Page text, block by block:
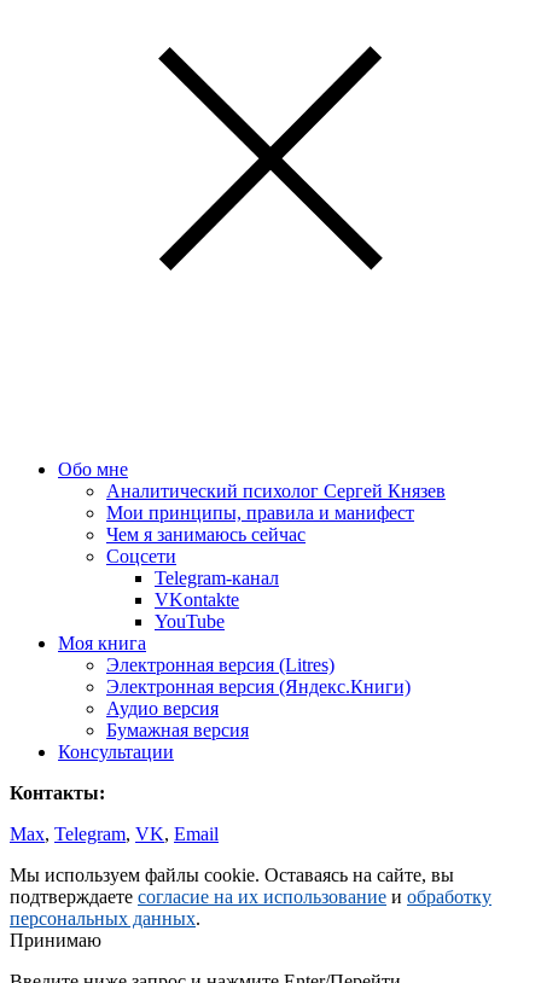
Обо мне
Аналитический психолог Сергей Князев
Мои принципы, правила и манифест
Чем я занимаюсь сейчас
Соцсети
Telegram-канал
VKontakte
YouTube
Моя книга
Электронная версия (Litres)
Электронная версия (Яндекс.Книги)
Аудио версия
Бумажная версия
Консультации
Контакты:
Max, Telegram, VK, Email
Мы используем файлы cookie. Оставаясь на сайте, вы
подтверждаете согласие на их использование и обработку
персональных данных.
Принимаю